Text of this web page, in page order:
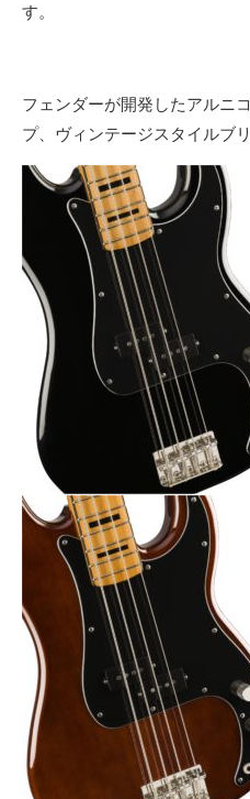
す。
フェンダーが開発したアルニ
プ、ヴィンテージスタイルブ